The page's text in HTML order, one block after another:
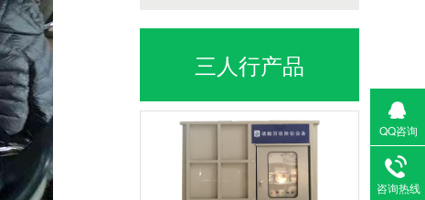
三人行产品
QQ咨询
咨询热线